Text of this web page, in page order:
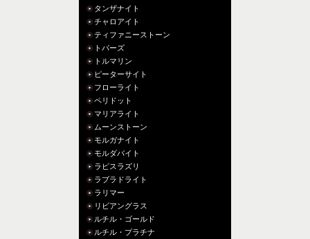
タンザナイト
チャロアイト
ティファニーストーン
トパーズ
トルマリン
ピーターサイト
フローライト
ペリドット
マリアライト
ムーンストーン
モルガナイト
モルダバイト
ラピスラズリ
ラブラドライト
ラリマー
リビアングラス
ルチル・ゴールド
ルチル・プラチナ